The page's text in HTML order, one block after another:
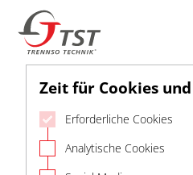
Zeit für Cookies
Erforderliche Cookies
Analytische Cookies